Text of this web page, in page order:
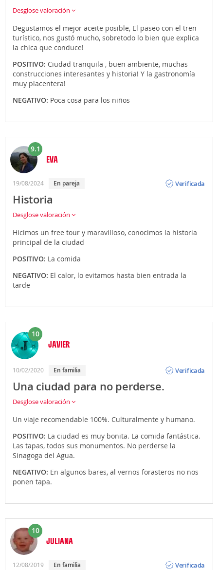
Desglose valoración
Degustamos el mejor aceite posible, El paseo con el tren
turístico, nos gustó mucho, sobretodo lo bien que explica
la chica que conduce!
POSITIVO: Ciudad tranquila , buen ambiente, muchas
construcciones interesantes y historia! Y la gastronomía
muy placentera!
NEGATIVO: Poca cosa para los niños
9.1
EVA
19/08/2024 En pareja
Verificada
Historia
Desglose valoración
Hicimos un free tour y maravilloso, conocimos la historia
principal de la ciudad
POSITIVO: La comida
NEGATIVO: El calor, lo evitamos hasta bien entrada la
tarde
10
JAVIER
10/02/2020 En familia
Verificada
Una ciudad para no perderse.
Desglose valoración
Un viaje recomendable 100%. Culturalmente y humano.
POSITIVO: La ciudad es muy bonita. La comida fantástica.
Las tapas, todos sus monumentos. No perderse la
Sinagoga del Agua.
NEGATIVO: En algunos bares, al vernos forasteros no nos
ponen tapa.
10
JULIANA
12/08/2019 En familia
Verificada